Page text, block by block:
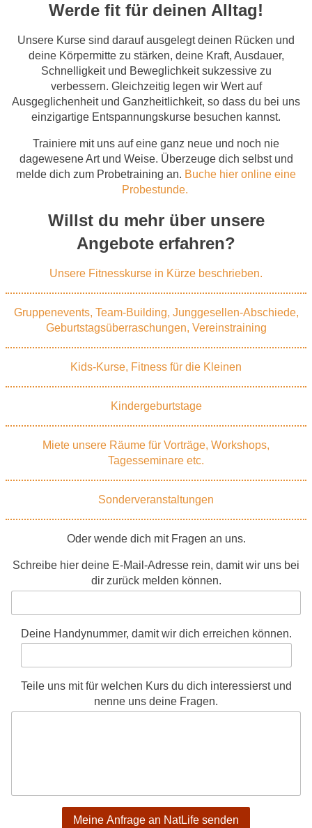
Werde fit für deinen Alltag!
Unsere Kurse sind darauf ausgelegt deinen Rücken und
deine Körpermitte zu stärken, deine Kraft, Ausdauer,
Schnelligkeit und Beweglichkeit sukzessive zu
verbessern. Gleichzeitig legen wir Wert auf
Ausgeglichenheit und Ganzheitlichkeit, so dass du bei uns
einzigartige Entspannungskurse besuchen kannst.
Trainiere mit uns auf eine ganz neue und noch nie
dagewesene Art und Weise. Überzeuge dich selbst und
melde dich zum Probetraining an. Buche hier online eine
Probestunde.
Willst du mehr über unsere
Angebote erfahren?
Unsere Fitnesskurse in Kürze beschrieben.
Gruppenevents, Team-Building, Junggesellen-Abschiede,
Geburtstagsüberraschungen, Vereinstraining
Kids-Kurse, Fitness für die Kleinen
Kindergeburtstage
Miete unsere Räume für Vorträge, Workshops,
Tagesseminare etc.
Sonderveranstaltungen
Oder wende dich mit Fragen an uns.
Schreibe hier deine E-Mail-Adresse rein, damit wir uns bei
dir zurück melden können.
Deine Handynummer, damit wir dich erreichen können.
Teile uns mit für welchen Kurs du dich interessierst und
nenne uns deine Fragen.
Meine Anfrage an NatLife senden